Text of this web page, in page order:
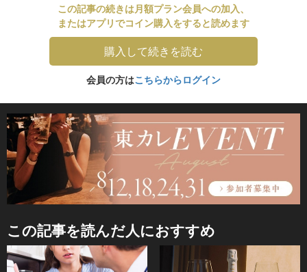
この記事の続きは月額プラン会員への加入、
またはアプリでコイン購入をすると読めます
購入して続きを読む
会員の方はこちらからログイン
この記事を読んだ人におすすめ